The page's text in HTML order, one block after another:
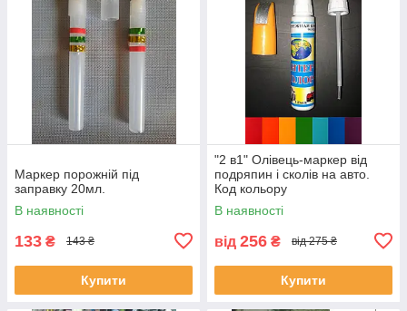
Маркер порожній під
заправку 20мл.
В наявності
133 ₴ 143 ₴
Купити
"2 в1" Олівець-маркер від
подряпин і сколів на авто.
Код кольору
ОБОВ'ЯЗКОВИЙ!!!
В наявності
від 256 ₴ від 275 ₴
Купити